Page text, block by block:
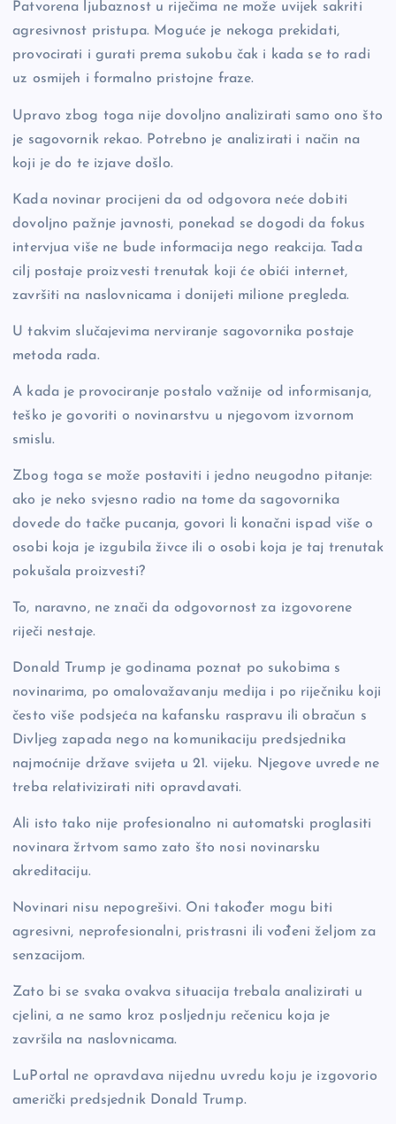
Patvorena ljubaznost u riječima ne može uvijek sakriti
agresivnost pristupa. Moguće je nekoga prekidati,
provocirati i gurati prema sukobu čak i kada se to radi
uz osmijeh i formalno pristojne fraze.
Upravo zbog toga nije dovoljno analizirati samo ono što
je sagovornik rekao. Potrebno je analizirati i način na
koji je do te izjave došlo.
Kada novinar procijeni da od odgovora neće dobiti
dovoljno pažnje javnosti, ponekad se dogodi da fokus
intervjua više ne bude informacija nego reakcija. Tada
cilj postaje proizvesti trenutak koji će obići internet,
završiti na naslovnicama i donijeti milione pregleda.
U takvim slučajevima nerviranje sagovornika postaje
metoda rada.
A kada je provociranje postalo važnije od informisanja,
teško je govoriti o novinarstvu u njegovom izvornom
smislu.
Zbog toga se može postaviti i jedno neugodno pitanje:
ako je neko svjesno radio na tome da sagovornika
dovede do tačke pucanja, govori li konačni ispad više o
osobi koja je izgubila živce ili o osobi koja je taj trenutak
pokušala proizvesti?
To, naravno, ne znači da odgovornost za izgovorene
riječi nestaje.
Donald Trump je godinama poznat po sukobima s
novinarima, po omalovažavanju medija i po riječniku koji
često više podsjeća na kafansku raspravu ili obračun s
Divljeg zapada nego na komunikaciju predsjednika
najmoćnije države svijeta u 21. vijeku. Njegove uvrede ne
treba relativizirati niti opravdavati.
Ali isto tako nije profesionalno ni automatski proglasiti
novinara žrtvom samo zato što nosi novinarsku
akreditaciju.
Novinari nisu nepogrešivi. Oni također mogu biti
agresivni, neprofesionalni, pristrasni ili vođeni željom za
senzacijom.
Zato bi se svaka ovakva situacija trebala analizirati u
cjelini, a ne samo kroz posljednju rečenicu koja je
završila na naslovnicama.
LuPortal ne opravdava nijednu uvredu koju je izgovorio
američki predsjednik Donald Trump.